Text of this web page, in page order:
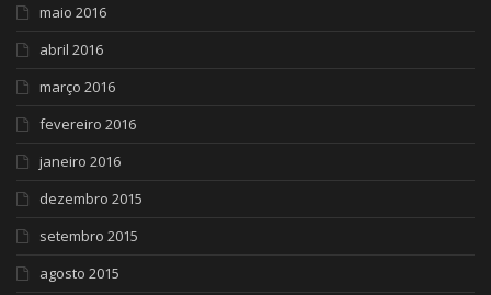
maio 2016
abril 2016
março 2016
fevereiro 2016
janeiro 2016
dezembro 2015
setembro 2015
agosto 2015